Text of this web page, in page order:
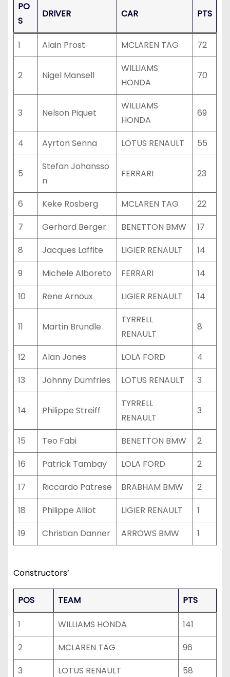
PO
S
DRIVER CAR PTS
1 Alain Prost MCLAREN TAG 72
2 Nigel Mansell
WILLIAMS
HONDA
70
3 Nelson Piquet
WILLIAMS
HONDA
69
4 Ayrton Senna LOTUS RENAULT 55
5
Stefan Johansso
n
FERRARI 23
6 Keke Rosberg MCLAREN TAG
22
7
Gerhard Berger BENETTON BMW
17
8
Jacques Laffite LIGIER RENAULT
14
9
Michele Alboreto FERRARI
14
10
Rene Arnoux LIGIER RENAULT 14
11 Martin Brundle
TYRRELL
RENAULT
8
12 Alan Jones LOLA FORD
4
13
Johnny Dumfries LOTUS RENAULT 3
14 Philippe Streiff
TYRRELL
RENAULT
3
15 Teo Fabi BENETTON BMW
2
16
Patrick Tambay LOLA FORD
2
17
Riccardo Patrese BRABHAM BMW
2
18
Philippe Alliot LIGIER RENAULT
1
19
Christian Danner ARROWS BMW 1
Constructors’
POS TEAM PTS
1 WILLIAMS HONDA
141
2
MCLAREN TAG
96
3
LOTUS RENAULT
58